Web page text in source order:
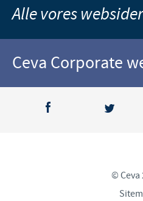
Alle vores
Ceva Corporate
© Ceva